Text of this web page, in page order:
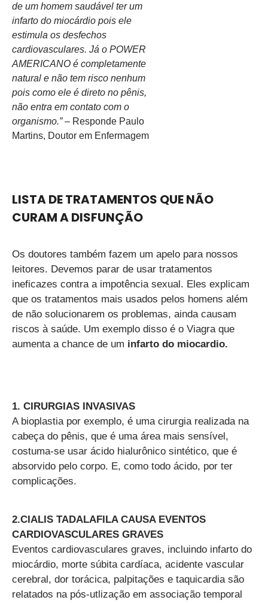
de um homem saudável ter um
infarto do miocárdio pois ele
estimula os desfechos
cardiovasculares. Já o POWER
AMERICANO é completamente
natural e não tem risco nenhum
pois como ele é direto no pênis,
não entra em contato com o
organismo.”– Responde Paulo
Martins, Doutor em Enfermagem
LISTA DE TRATAMENTOS QUE NÃO
CURAM A DISFUNÇÃO
Os doutores também fazem um apelo para nossos
leitores. Devemos parar de usar tratamentos
ineficazes contra a impotência sexual. Eles explicam
que os tratamentos mais usados pelos homens além
de não solucionarem os problemas, ainda causam
riscos à saúde. Um exemplo disso é o Viagra que
aumenta a chance de um infarto do miocardio.
1. CIRURGIAS INVASIVAS
A bioplastia por exemplo, é uma cirurgia realizada na
cabeça do pênis, que é uma área mais sensível,
costuma-se usar ácido hialurônico sintético, que é
absorvido pelo corpo. E, como todo ácido, por ter
complicações.
2.CIALIS TADALAFILA CAUSA EVENTOS
CARDIOVASCULARES GRAVES
Eventos cardiovasculares graves, incluindo infarto do
miocárdio, morte súbita cardíaca, acidente vascular
cerebral, dor torácica, palpitações e taquicardia são
relatados na pós-utlização em associação temporal